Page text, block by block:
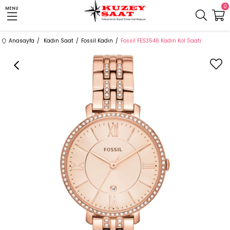
MENU 0
Anasayfa Kadın Saat Fossil Kadın Fossil FES3546 Kadın Kol Saati